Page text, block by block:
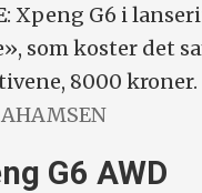
: Xpeng G6 i
som koster det
8000 kroner.
G6 AWD